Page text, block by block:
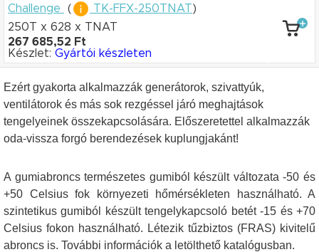
Challenge
( TK-FFX-250TNAT)
250T x 628 x TNAT
267 685,52 Ft
Készlet: Gyártói készleten
Ezért gyakorta alkalmazzák generátorok, szivattyúk,
ventilátorok és más sok rezgéssel járó meghajtások
tengelyeinek összekapcsolására. Előszeretettel alkalmazzák
oda-vissza forgó berendezések kuplungjakánt!
A gumiabroncs természetes gumiból készült változata -50 és
+50 Celsius fok környezeti hőmérsékleten használható. A
szintetikus gumiból készült tengelykapcsoló betét -15 és +70
Celsius fokon használható. Létezik tűzbiztos (FRAS) kivitelű
abroncs is. További információk a letölthető katalógusban.